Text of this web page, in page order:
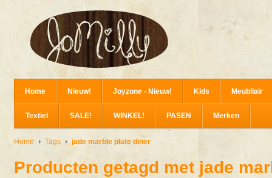
Home Nieuw! Joyzone - Nieuw! Kids Meubilair
Textiel SALE! WINKEL! PASEN Merken
Home Tags jade marble plate diner
Producten getagd met jade